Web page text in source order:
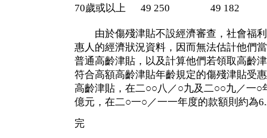
70歲或以上 49 250 49 182
由於傷殘津貼不設經濟審查，社會福利
惠人的經濟狀況資料，因而無法估計他們
普通高齡津貼，以及計算他們若領取高齡
符合高額高齡津貼年齡規定的傷殘津貼受
高齡津貼，在二○○八／○九及二○○九／一○
億元，在二○一○／一一年度的款額則約為
完